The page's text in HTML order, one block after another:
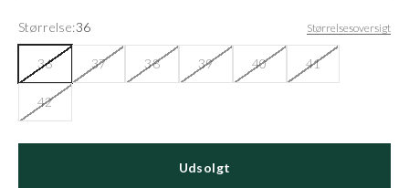
Størrelse:36 Størrelsesoversigt
36 37 38 39 40 41
42
Udsolgt